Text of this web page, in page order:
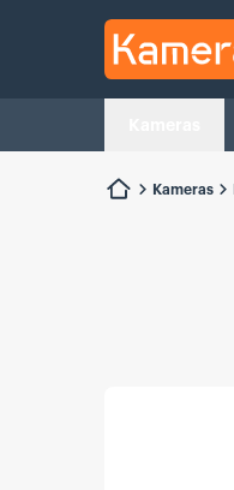
Kamera.de
Kameras